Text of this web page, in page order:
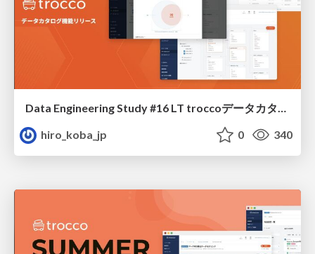
Data Engineering Study #16 LT troccoデータカタログ
hiro_koba_jp
0 340